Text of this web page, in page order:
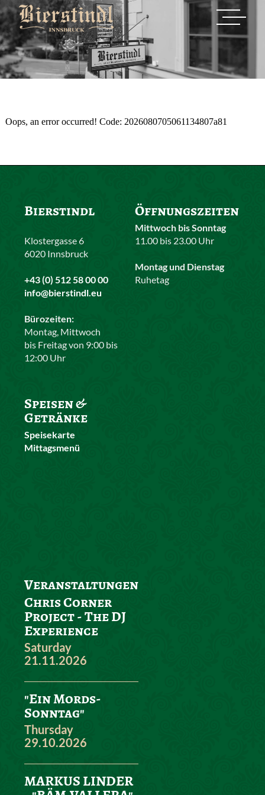
Oops, an error occurred! Code: 2026080705061134807a81
Bierstindl
Klostergasse 6
6020 Innsbruck
+43 (0) 512 58 00 00
info@bierstindl.eu
Bürozeiten:
Montag, Mittwoch
bis Freitag von 9:00 bis
12:00 Uhr
Öffnungszeiten
Mittwoch bis Sonntag
11.00 bis 23.00 Uhr
Montag und Dienstag
Ruhetag
Speisen &
Getränke
Speisekarte
Mittagsmenü
Veranstaltungen
Chris Corner
Project - The DJ
Experience
Saturday
21.11.2026
"Ein Mords-
Sonntag"
Thursday
29.10.2026
MARKUS LINDER